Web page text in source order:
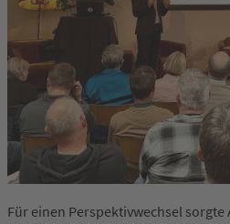
Für einen Perspektivwechsel